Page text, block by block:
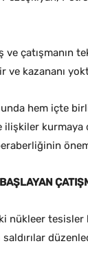
çatışmanın
ve kazananı
hem içte
kurmaya
nükleer